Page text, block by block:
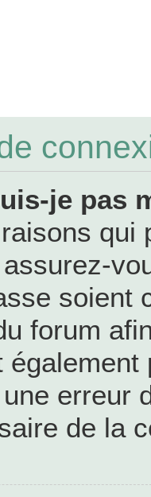
je pas
qui
soient
forum
erreur
de la